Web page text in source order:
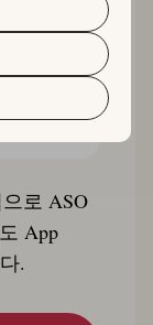
settings
button.
로 ASO
App
.